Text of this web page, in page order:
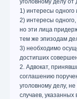
уголовному делу от
1) интересы одного
2) интересы
но эти лица
тем же эпизодам
3) необходимо
достигших
2. Адвокат,
соглашению
уголовному делу,
случаев,